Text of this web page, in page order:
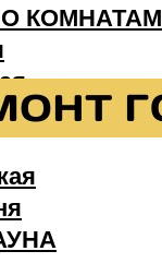
КОМНАТАМ